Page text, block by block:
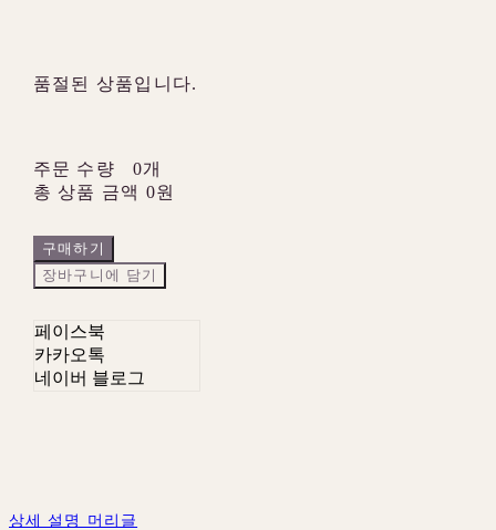
품절된 상품입니다.
주문 수량
0개
총 상품 금액 0원
구매하기
장바구니에 담기
페이스북
카카오톡
네이버 블로그
상세 설명 머리글